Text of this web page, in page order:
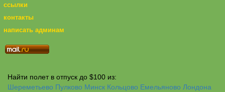
ссылки
контакты
написать админам
Найти полет в отпуск до $100 из:
Шереметьево Пулково Минск Кольцово Емельяново Лондона